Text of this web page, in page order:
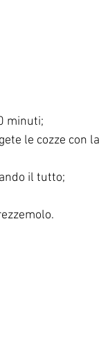
minuti;
le cozze con
il tutto;